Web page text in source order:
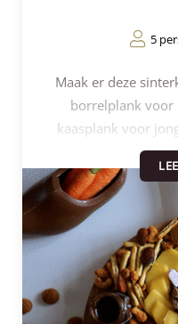
5
Maak er deze
borrelplank voor
kaasplank voor
Sinterklaas hebben
gemaakt maar dan
hem: Neem een
verschillende
vorm op de plank.
gele Goudse kaas
dips tussen de
plank. Vul de plank